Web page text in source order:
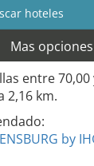
Mas
entre 70,00
2,16 km.
by